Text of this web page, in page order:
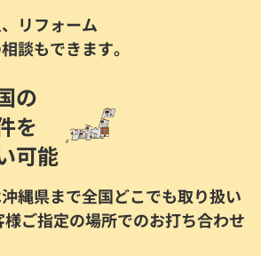
リフォーム
談もできます。
の
を
可能
縄県まで全国どこでも取り扱い
ご指定の場所でのお打ち合わせ